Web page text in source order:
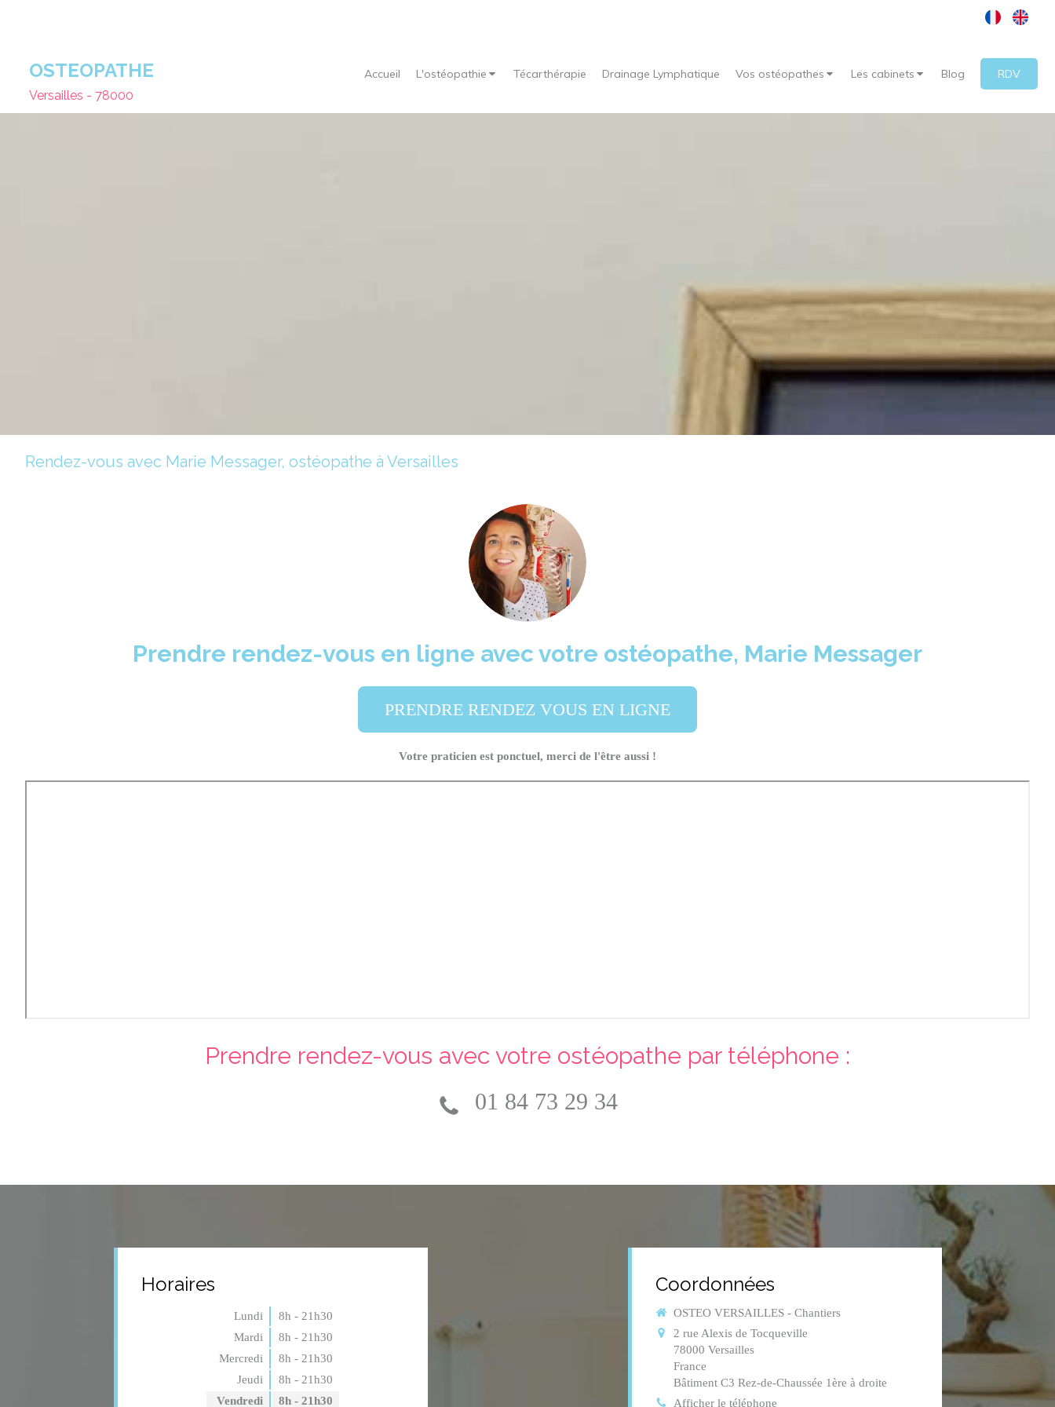
Accueil L'ostéopathie Técarthérapie Drainage Lymphatique Vos ostéopathes Les cabinets Blog RDV
OSTEOPATHE
Versailles - 78000
Rendez-vous avec Marie Messager, ostéopathe à Versailles
Prendre rendez-vous en ligne avec votre ostéopathe, Marie Messager
PRENDRE RENDEZ VOUS EN LIGNE
Votre praticien est ponctuel, merci de l'être aussi !
Prendre rendez-vous avec votre ostéopathe par téléphone :
01 84 73 29 34
Horaires
Lundi
8h - 21h30
Mardi
8h - 21h30
Mercredi
8h - 21h30
Jeudi
8h - 21h30
Vendredi
8h - 21h30
Coordonnées
OSTEO VERSAILLES - Chantiers
2 rue Alexis de Tocqueville
78000 Versailles
France
Bâtiment C3 Rez-de-Chaussée 1ère à droite
Afficher le téléphone